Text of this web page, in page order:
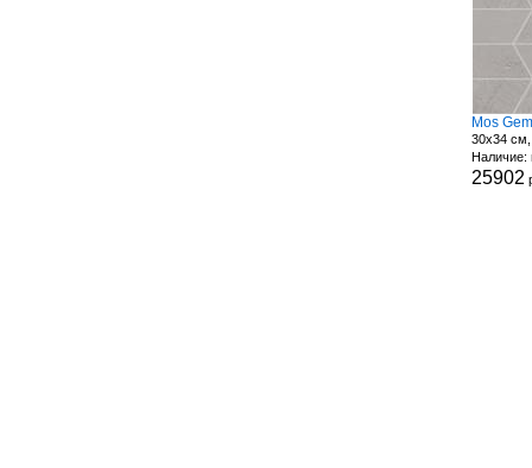
Mos
30x34
Наличие:
25902